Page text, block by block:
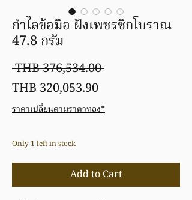
กำไลข้อมือ ฝังเพชรซีกโบราณ
47.8 กรัม
THB 376,534.00 Regular
THB 320,053.90Sale
Price
ราคาเปลี่ยนตามราคาทอง*
Only 1 left in stock
Add to Cart